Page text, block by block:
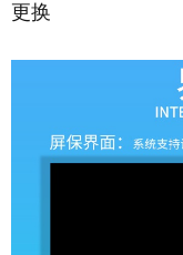
更换